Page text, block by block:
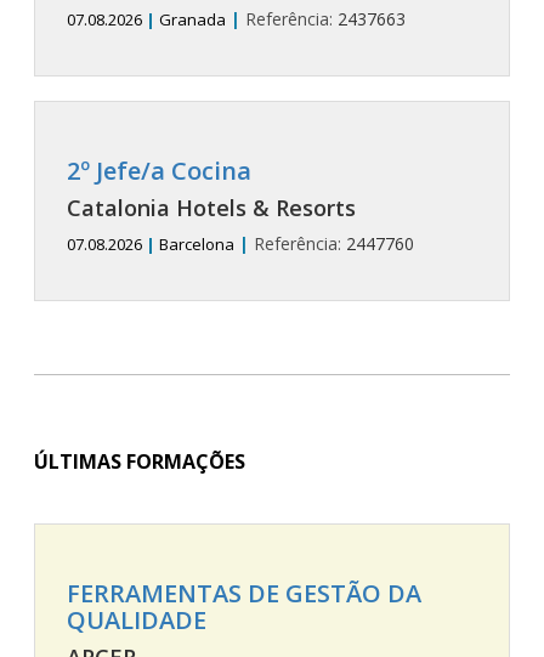
07.08.2026 | Granada | Referência: 2437663
2º Jefe/a Cocina
Catalonia Hotels & Resorts
07.08.2026 | Barcelona | Referência: 2447760
ÚLTIMAS FORMAÇÕES
FERRAMENTAS DE GESTÃO DA
QUALIDADE